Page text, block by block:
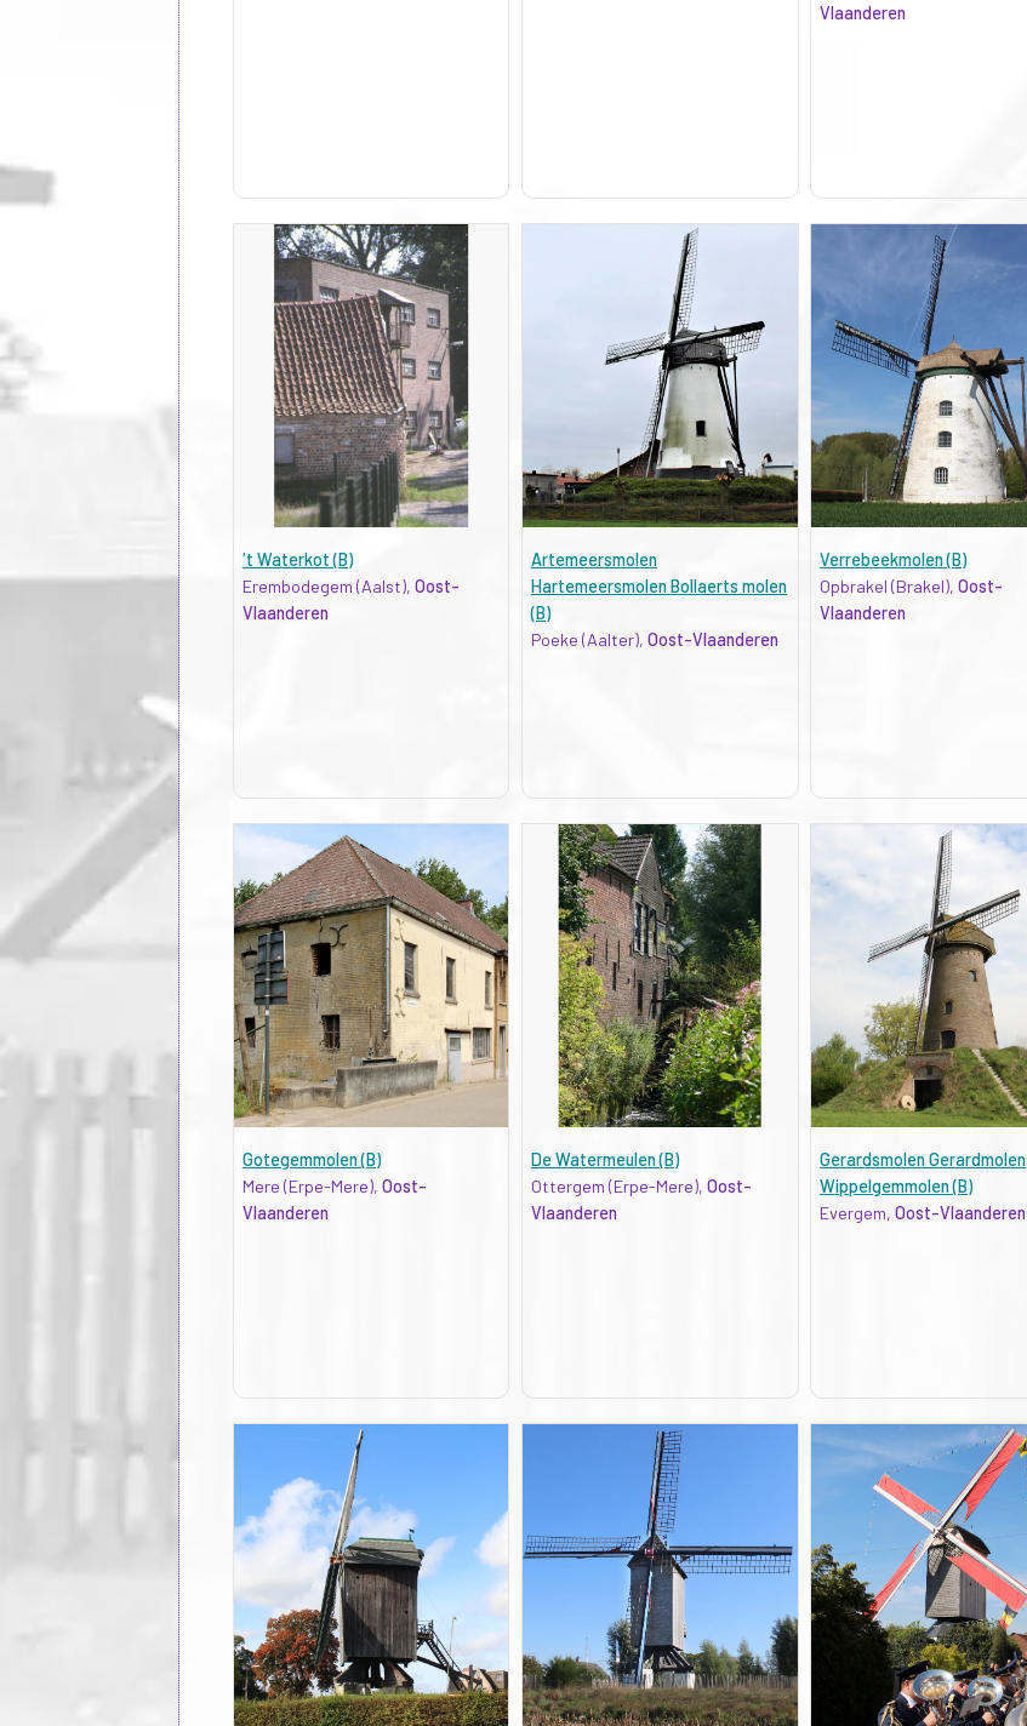
Vlaanderen
't Waterkot (B)
Erembodegem (Aalst), Oost-
Vlaanderen
Artemeersmolen
Hartemeersmolen Bollaerts molen
(B)
Poeke (Aalter), Oost-Vlaanderen
Verrebeekmolen (B)
Opbrakel (Brakel), Oost-
Vlaanderen
Gotegemmolen (B)
Mere (Erpe-Mere), Oost-
Vlaanderen
De Watermeulen (B)
Ottergem (Erpe-Mere), Oost-
Vlaanderen
Gerardsmolen Gerardmolen
Wippelgemmolen (B)
Evergem, Oost-Vlaanderen